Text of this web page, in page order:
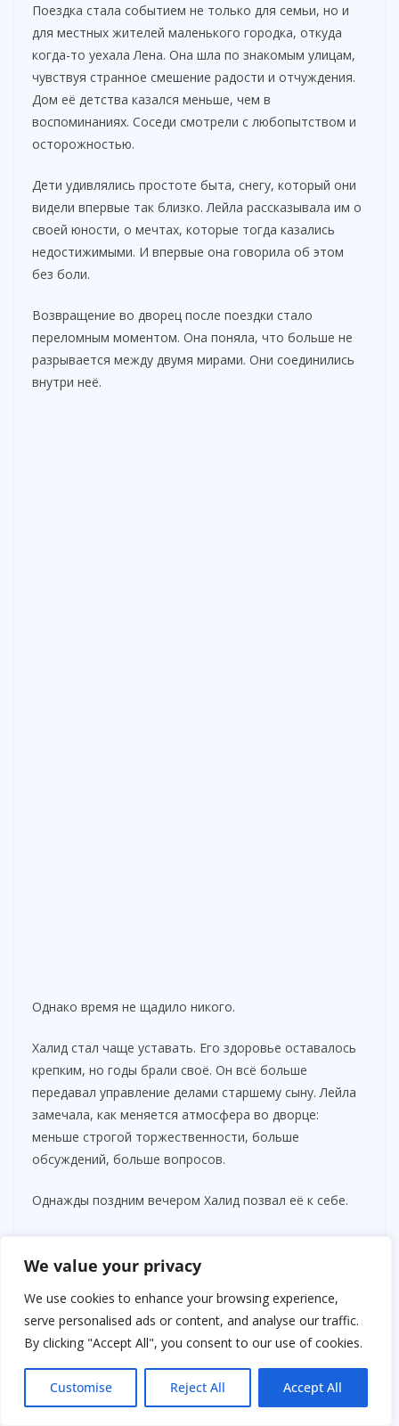
We value your privacy
We use cookies to enhance your browsing experience,
serve personalised ads or content, and analyse our traffic.
By clicking "Accept All", you consent to our use of cookies.
Customise Reject All Accept All
Поездка стала событием не только для семьи, но и
для местных жителей маленького городка, откуда
когда-то уехала Лена. Она шла по знакомым улицам,
чувствуя странное смешение радости и отчуждения.
Дом её детства казался меньше, чем в
воспоминаниях. Соседи смотрели с любопытством и
осторожностью.
Дети удивлялись простоте быта, снегу, который они
видели впервые так близко. Лейла рассказывала им о
своей юности, о мечтах, которые тогда казались
недостижимыми. И впервые она говорила об этом
без боли.
Возвращение во дворец после поездки стало
переломным моментом. Она поняла, что больше не
разрывается между двумя мирами. Они соединились
внутри неё.
Однако время не щадило никого.
Халид стал чаще уставать. Его здоровье оставалось
крепким, но годы брали своё. Он всё больше
передавал управление делами старшему сыну. Лейла
замечала, как меняется атмосфера во дворце:
меньше строгой торжественности, больше
обсуждений, больше вопросов.
Однажды поздним вечером Халид позвал её к себе.
спросил он.
Она кивнула.
— Я думал тогда о долге. О продолжении рода. Я не
знал, что вместе с наследниками получу партнёра.
Лейла молчала. Эти слова были для неё важнее